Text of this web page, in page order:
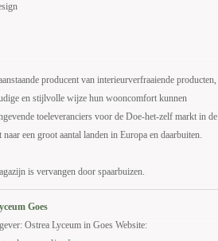
producent van interieurverfraaiende producten,
en stijlvolle wijze hun wooncomfort kunnen
toeleveranciers voor de Doe-het-zelf markt in de
een groot aantal landen in Europa en daarbuiten.
is vervangen door spaarbuizen.
Goes
Ostrea Lyceum in Goes Website: